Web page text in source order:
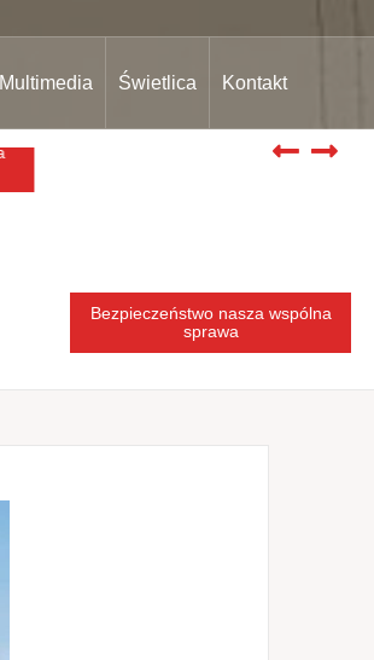
Multimedia Świetlica Kontakt
Bezpieczeństwo nasza wspólna